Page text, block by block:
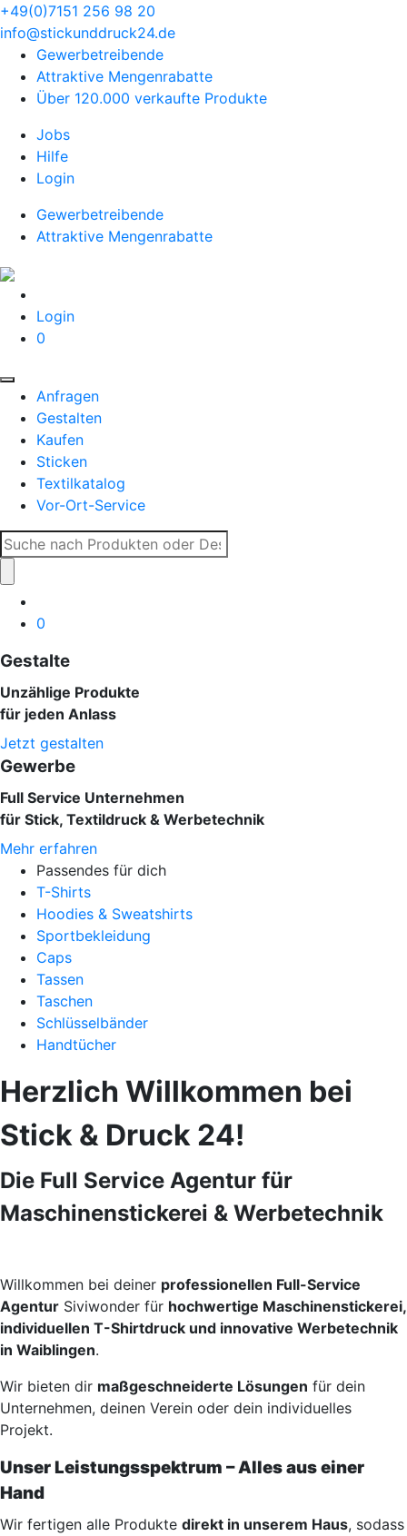
+49(0)7151 256 98 20‬
info@stickunddruck24.de
Gewerbetreibende
Attraktive Mengenrabatte
Über 120.000 verkaufte Produkte
Jobs
Hilfe
Login
Gewerbetreibende
Attraktive Mengenrabatte
Login
0
Anfragen
Gestalten
Kaufen
Sticken
Textilkatalog
Vor-Ort-Service
Suche
nach:
0
Gestalte
Unzählige Produkte
für jeden Anlass
Jetzt gestalten
Gewerbe
Full Service Unternehmen
für Stick, Textildruck & Werbetechnik
Mehr erfahren
Passendes für dich
T-Shirts
Hoodies & Sweatshirts
Sportbekleidung
Caps
Tassen
Taschen
Schlüsselbänder
Handtücher
Herzlich Willkommen bei
Stick & Druck 24!
Die Full Service Agentur für
Maschinenstickerei & Werbetechnik
Willkommen bei deiner professionellen Full-Service
Agentur Siviwonder für hochwertige Maschinenstickerei,
individuellen T-Shirtdruck und innovative Werbetechnik
in Waiblingen.
Wir bieten dir maßgeschneiderte Lösungen für dein
Unternehmen, deinen Verein oder dein individuelles
Projekt.
Unser Leistungsspektrum – Alles aus einer
Hand
Wir fertigen alle Produkte direkt in unserem Haus, sodass